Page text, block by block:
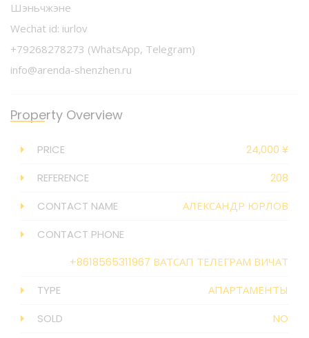
Шэньчжэне
Wechat id: iurlov
+79268278273 (WhatsApp, Telegram)
info@arenda-shenzhen.ru
Property Overview
PRICE
24,000 ¥
REFERENCE
208
CONTACT NAME
АЛЕКСАНДР ЮРЛОВ
CONTACT PHONE
+8618565311967 ВАТСАП ТЕЛЕГРАМ ВИЧАТ
TYPE
АПАРТАМЕНТЫ
SOLD
NO